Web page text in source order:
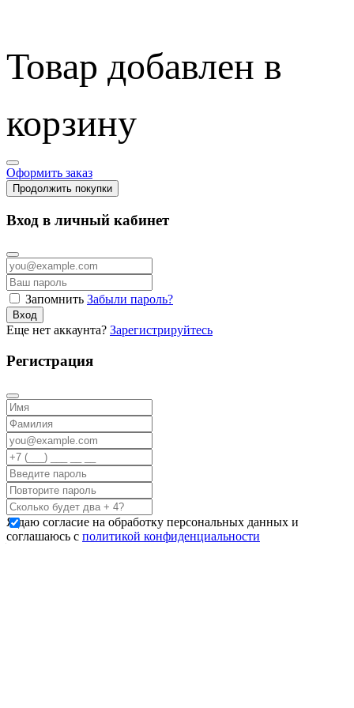
Товар добавлен в
корзину
Оформить заказ
Продолжить покупки
Вход в личный кабинет
Запомнить Забыли пароль?
Вход
Еще нет аккаунта? Зарегистрируйтесь
Регистрация
Я даю согласие на обработку персональных данных и
соглашаюсь с политикой конфиденциальности